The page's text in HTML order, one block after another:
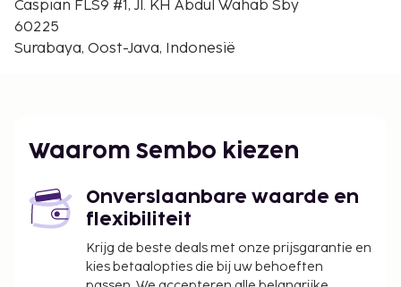
speeltuin.
De volgende kosten dienen bij de accommodatie te
worden betaald. De kosten kunnen inclusief
Vóór het inchecken dien je een borgsom van
We hebben alle kosten vermeld die de
accommodatie aan ons heeft doorgegeven.
In deze accommodatie zijn huisdieren en
assistentiedieren niet toegestaan.
Caspian FLS9 #1, Jl. KH Abdul Wahab Sby
60225
Surabaya, Oost-Java, Indonesië
Waarom Sembo kiezen
Onverslaanbare waarde en
flexibiliteit
Krijg de beste deals met onze prijsgarantie en
kies betaalopties die bij uw behoeften